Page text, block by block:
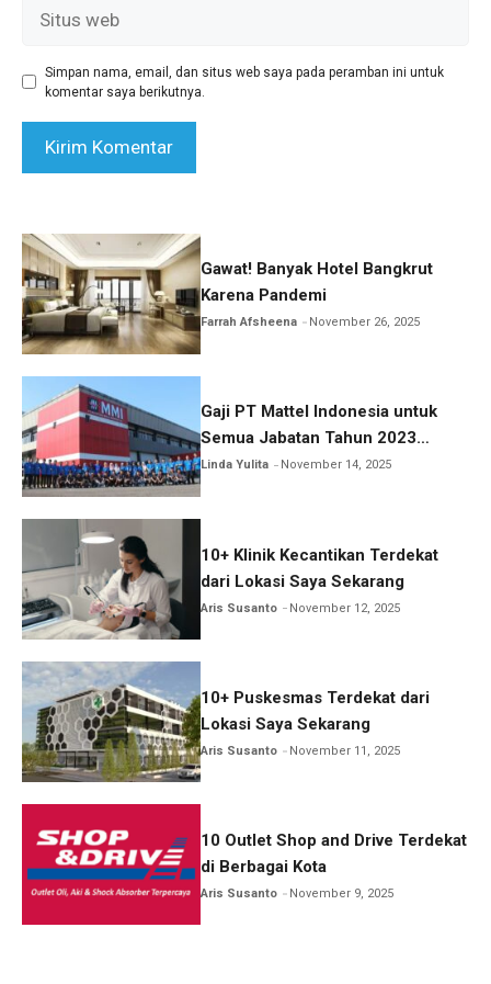
web
Simpan nama, email, dan situs web saya pada peramban ini untuk
komentar saya berikutnya.
Gawat! Banyak Hotel Bangkrut
Karena Pandemi
Farrah Afsheena November 26, 2025
Gaji PT Mattel Indonesia untuk
Semua Jabatan Tahun 2023
Lengkap!
Linda Yulita November 14, 2025
10+ Klinik Kecantikan Terdekat
dari Lokasi Saya Sekarang
Aris Susanto November 12, 2025
10+ Puskesmas Terdekat dari
Lokasi Saya Sekarang
Aris Susanto November 11, 2025
10 Outlet Shop and Drive Terdekat
di Berbagai Kota
Aris Susanto November 9, 2025